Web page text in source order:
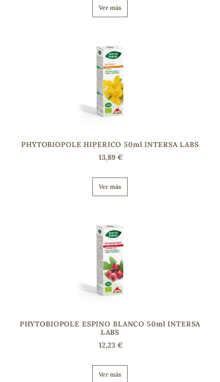
Ver más
PHYTOBIOPOLE HIPERICO 50ml INTERSA LABS
13,89 €
Ver más
PHYTOBIOPOLE ESPINO BLANCO 50ml INTERSA
LABS
12,23 €
Ver más